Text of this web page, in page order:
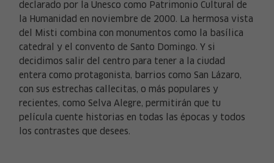
declarado por la Unesco como Patrimonio Cultural de
la Humanidad en noviembre de 2000. La hermosa vista
del Misti combina con monumentos como la basílica
catedral y el convento de Santo Domingo. Y si
decidimos salir del centro para tener a la ciudad
entera como protagonista, barrios como San Lázaro,
con sus estrechas callecitas, o más populares y
recientes, como Selva Alegre, permitirán que tu
película cuente historias en todas las épocas y todos
los contrastes que desees.